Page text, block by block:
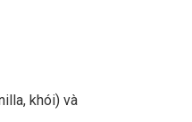
khói) và